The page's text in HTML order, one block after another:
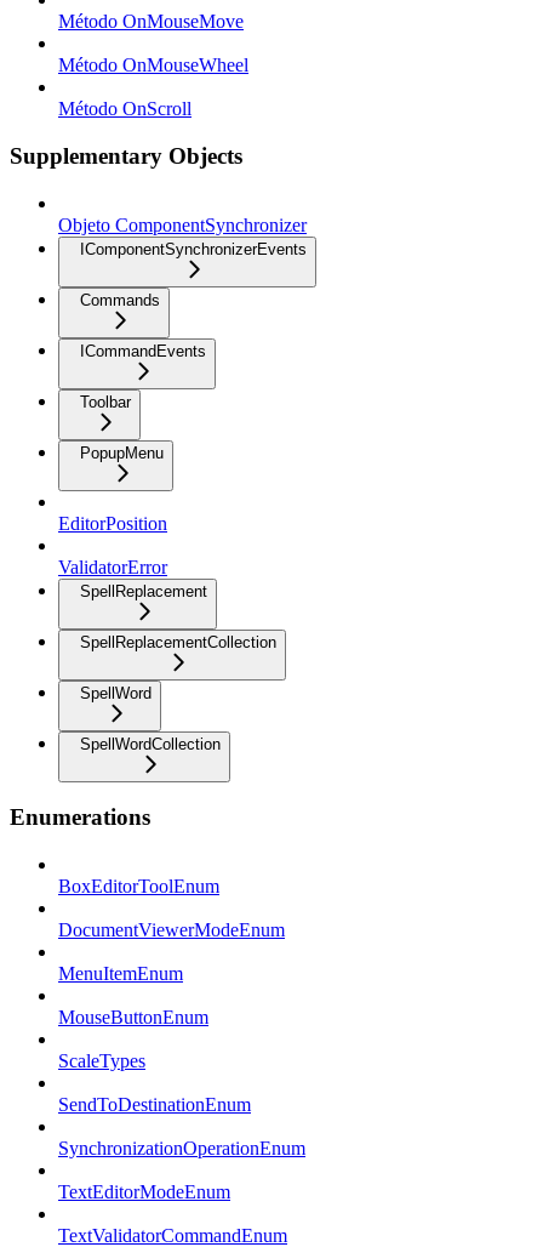
Método OnMouseMove
Método OnMouseWheel
Método OnScroll
Supplementary Objects
Objeto ComponentSynchronizer
IComponentSynchronizerEvents
Commands
ICommandEvents
Toolbar
PopupMenu
EditorPosition
ValidatorError
SpellReplacement
SpellReplacementCollection
SpellWord
SpellWordCollection
Enumerations
BoxEditorToolEnum
DocumentViewerModeEnum
MenuItemEnum
MouseButtonEnum
ScaleTypes
SendToDestinationEnum
SynchronizationOperationEnum
TextEditorModeEnum
TextValidatorCommandEnum